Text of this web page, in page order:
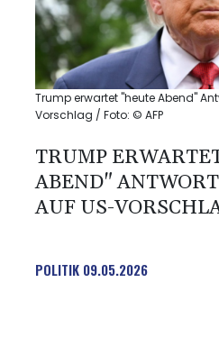
Trump erwartet "heute Abend"
Vorschlag / Foto: © AFP
TRUMP
ABEND"
AUF US-
POLITIK 09.05.2026